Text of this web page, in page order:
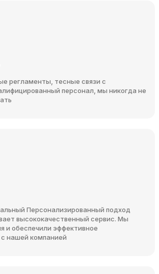
регламенты, тесные связи с
персонал, мы никогда не
Персонализированный подход
высококачественный сервис. Мы
и обеспечили эффективное
нашей компанией